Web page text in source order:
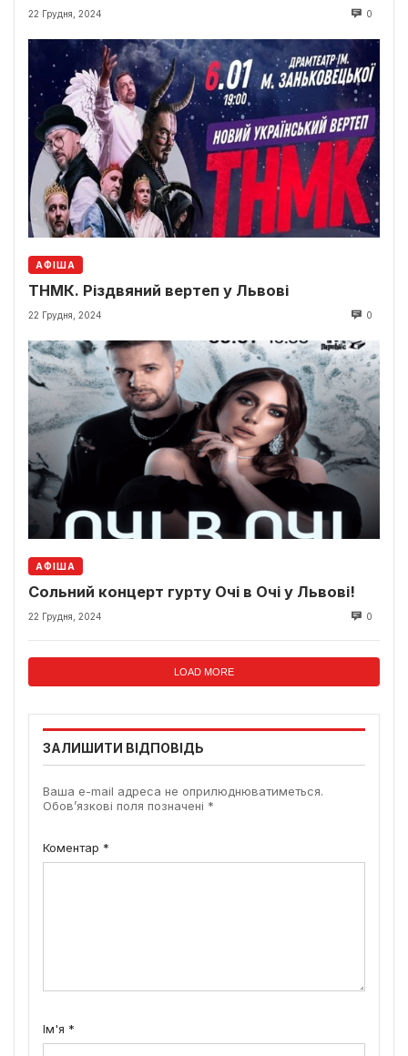
22 Грудня, 2024 0
АФІША
ТНМК. Різдвяний вертеп у Львові
22 Грудня, 2024 0
АФІША
Сольний концерт гурту Очі в Очі у Львові!
22 Грудня, 2024 0
LOAD MORE
ЗАЛИШИТИ ВІДПОВІДЬ
Ваша e-mail адреса не оприлюднюватиметься.
Обов’язкові поля позначені *
Коментар *
Ім'я *